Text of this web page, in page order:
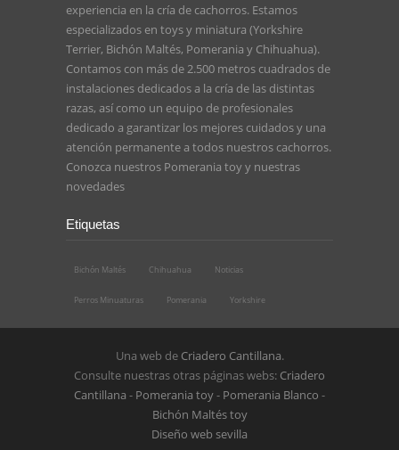
experiencia en la cría de cachorros. Estamos
especializados en toys y miniatura (Yorkshire
Terrier, Bichón Maltés, Pomerania y Chihuahua).
Contamos con más de 2.500 metros cuadrados de
instalaciones dedicados a la cría de las distintas
razas, así como un equipo de profesionales
dedicado a garantizar los mejores cuidados y una
atención permanente a todos nuestros cachorros.
Conozca nuestros Pomerania toyy nuestras
novedades
Etiquetas
Bichón Maltés Chihuahua Noticias
Perros Minuaturas Pomerania Yorkshire
Una web de Criadero Cantillana.
Consulte nuestras otras páginas webs: Criadero
Cantillana - Pomerania toy- Pomerania Blanco -
Bichón Maltés toy
Diseño web sevilla